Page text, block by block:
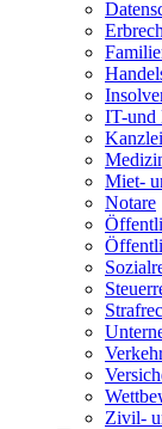
IT-und
Miet-
Notare
Zivil-